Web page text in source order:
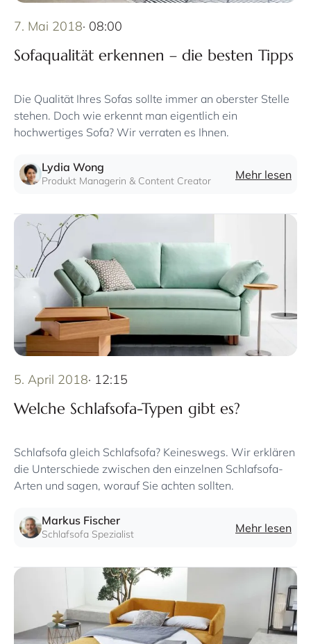
7. Mai 2018· 08:00
Sofaqualität erkennen – die besten Tipps
Die Qualität Ihres Sofas sollte immer an oberster Stelle
stehen. Doch wie erkennt man eigentlich ein
hochwertiges Sofa? Wir verraten es Ihnen.
Lydia Wong
Produkt Managerin & Content Creator Mehr lesen
5. April 2018· 12:15
Welche Schlafsofa-Typen gibt es?
Schlafsofa gleich Schlafsofa? Keineswegs. Wir erklären
die Unterschiede zwischen den einzelnen Schlafsofa-
Arten und sagen, worauf Sie achten sollten.
Markus Fischer
Schlafsofa Spezialist Mehr lesen